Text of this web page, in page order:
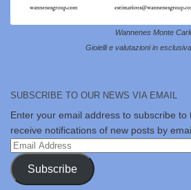
Wannenes Monte
Gioielli e valutazioni in
SUBSCRIBE TO OUR NEWS VIA EMAIL
Enter your email address to subscribe to
receive notifications of new posts by
Email
Address
Subscribe